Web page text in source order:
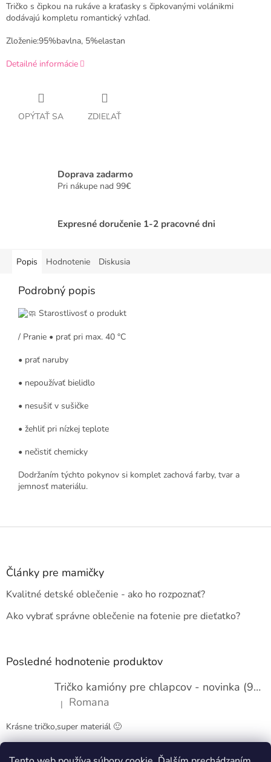
Tričko s čipkou na rukáve a kraťasky s čipkovanými volánikmi
dodávajú kompletu romantický vzhľad.
Zloženie:95%bavlna, 5%elastan
Detailné informácie
OPÝTAŤ SA ZDIEĽAŤ
Doprava zadarmo
Pri nákupe nad 99€
Expresné doručenie 1-2 pracovné dni
Popis Hodnotenie Diskusia
Podrobný popis
Starostlivosť o produkt
/ Pranie • prať pri max. 40 °C
• prať naruby
• nepoužívať bielidlo
• nesušiť v sušičke
• žehliť pri nízkej teplote
• nečistiť chemicky
Dodržaním týchto pokynov si komplet zachová farby, tvar a
jemnosť materiálu.
Z
Články pre mamičky
Kvalitné detské oblečenie - ako ho rozpoznať?
Ako vybrať správne oblečenie na fotenie pre dieťatko?
Posledné hodnotenie produktov
Tričko kamióny pre chlapcov - novinka (98-134)
Hodnotenie produktu je 5 z 5 hviezdičiek.
| Romana
Krásne tričko,super materiál 🙂